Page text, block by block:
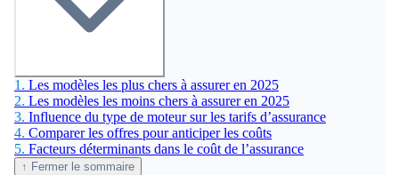
1. Les modèles les plus chers à assurer en 2025
2. Les modèles les moins chers à assurer en 2025
3. Influence du type de moteur sur les tarifs d’assurance
4. Comparer les offres pour anticiper les coûts
5. Facteurs déterminants dans le coût de l’assurance
↑ Fermer le sommaire